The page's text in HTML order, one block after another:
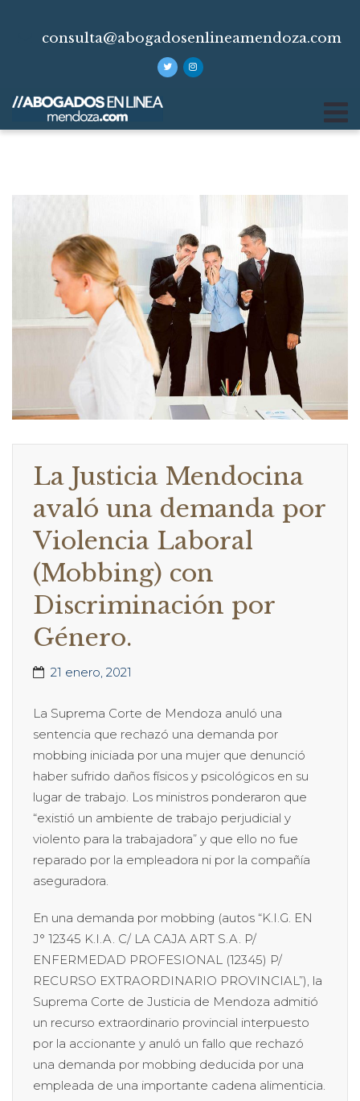
consulta@abogadosenlineamendoza.com
La Justicia Mendocina
avaló una demanda por
Violencia Laboral
(Mobbing) con
Discriminación por
Género.
21 enero, 2021
La Suprema Corte de Mendoza anuló una
sentencia que rechazó una demanda por
mobbing iniciada por una mujer que denunció
haber sufrido daños físicos y psicológicos en su
lugar de trabajo. Los ministros ponderaron que
“existió un ambiente de trabajo perjudicial y
violento para la trabajadora” y que ello no fue
reparado por la empleadora ni por la compañía
aseguradora.
En una demanda por mobbing (autos “K.I.G. EN
J° 12345 K.I.A. C/ LA CAJA ART S.A. P/
ENFERMEDAD PROFESIONAL (12345) P/
RECURSO EXTRAORDINARIO PROVINCIAL”), la
Suprema Corte de Justicia de Mendoza admitió
un recurso extraordinario provincial interpuesto
por la accionante y anuló un fallo que rechazó
una demanda por mobbing deducida por una
empleada de una importante cadena alimenticia.